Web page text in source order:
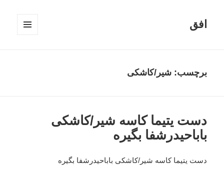
افق
برچسب:شیر/کاشکی
دست یتیما کاسه شیر/کاشکی
باباحیدرشفا بگیره
دست یتیما کاسه شیر/کاشکی باباحیدرشفا بگیره